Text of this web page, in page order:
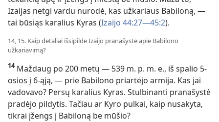
Izaijas netgi vardu nurodė, kas užkariaus Babiloną, —
tai būsiąs karalius Kyras (Izaijo 44:27—45:2).
14, 15. Kaip detaliai išsipildė Izaijo pranašystė apie Babilono
užkariavimą?
14Maždaug po 200 metų — 539 m. p. m. e., iš spalio 5-
osios į 6-ąją, — prie Babilono priartėjo armija. Kas jai
vadovavo? Persų karalius Kyras. Stulbinanti pranašystė
pradėjo pildytis. Tačiau ar Kyro pulkai, kaip nusakyta,
tikrai įžengs į Babiloną be mūšio?